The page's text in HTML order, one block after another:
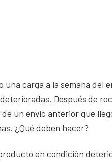
carga a la semana del
Después de
un envío anterior que
¿Qué deben hacer?
en condición